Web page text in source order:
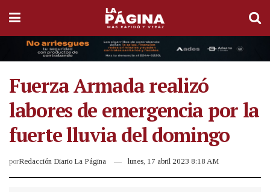
Fuerza Armada realizó
labores de emergencia por la
fuerte lluvia del domingo
porRedacción Diario La Página lunes, 17 abril 2023 8:18 AM